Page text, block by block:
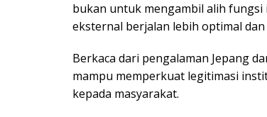
bukan untuk mengambil alih
eksternal berjalan lebih optimal dan
Berkaca dari pengalaman Jepang
mampu memperkuat legitimasi
kepada masyarakat.